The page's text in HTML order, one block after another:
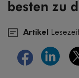
besten zu
Artikel